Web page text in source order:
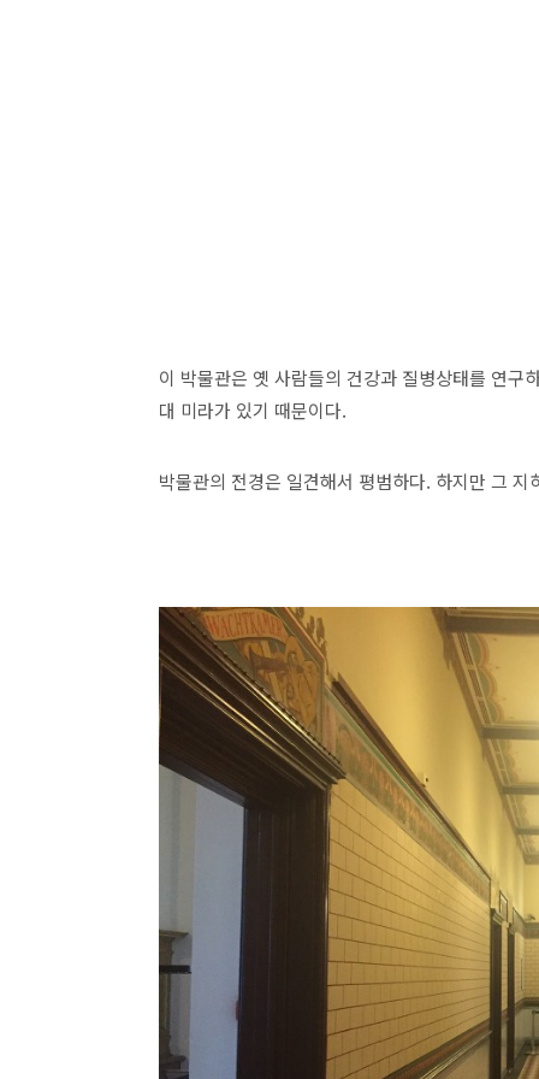
이 박물관은 옛 사람들의 건강과 질병상태를 연
대 미라가 있기 때문이다.
박물관의 전경은 일견해서 평범하다. 하지만 그